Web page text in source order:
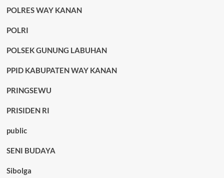
POLRES WAY KANAN
POLRI
POLSEK GUNUNG LABUHAN
PPID KABUPATEN WAY KANAN
PRINGSEWU
PRISIDEN RI
public
SENI BUDAYA
Sibolga